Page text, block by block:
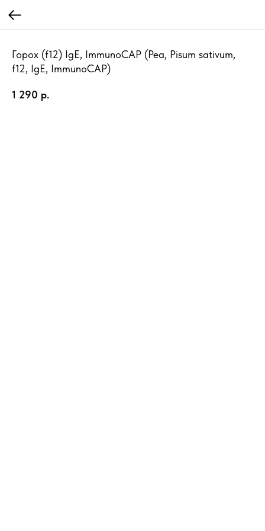
Горох (f12) IgE, ImmunoCAP (Pea, Pisum sativum,
f12, IgE, ImmunoCAP)
1 290 р.